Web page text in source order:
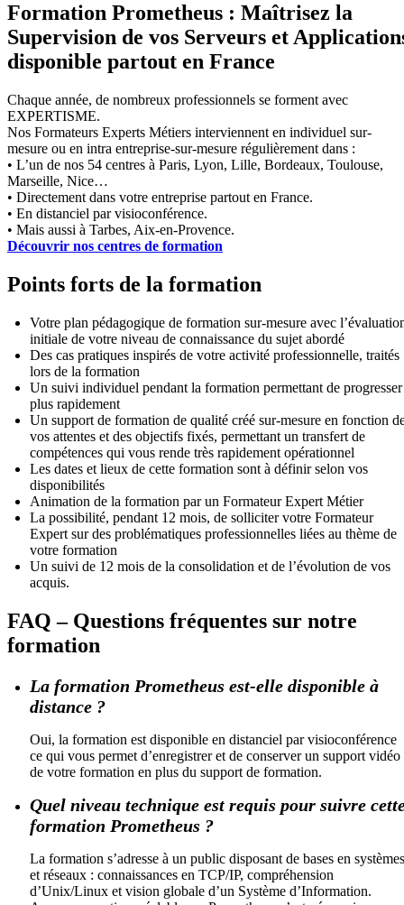
Formation Prometheus : Maîtrisez la
Supervision de vos Serveurs et
disponible partout en France
Chaque année, de nombreux professionnels se forment avec
EXPERTISME.
Nos Formateurs Experts Métiers interviennent en individuel sur-
mesure ou en intra entreprise-sur-mesure régulièrement dans :
• L’un de nos 54 centres à Paris, Lyon, Lille, Bordeaux, Toulouse,
Marseille, Nice…
• Directement dans votre entreprise partout en France.
• En distanciel par visioconférence.
• Mais aussi à Tarbes, Aix-en-Provence.
Découvrir nos centres de formation
Points forts de la formation
Votre plan pédagogique de formation sur-mesure avec
initiale de votre niveau de connaissance du sujet abordé
Des cas pratiques inspirés de votre activité professionnelle, traités
lors de la formation
Un suivi individuel pendant la formation permettant de progresser
plus rapidement
Un support de formation de qualité créé sur-mesure en fonction
vos attentes et des objectifs fixés, permettant un transfert de
compétences qui vous rende très rapidement opérationnel
Les dates et lieux de cette formation sont à définir selon vos
disponibilités
Animation de la formation par un Formateur Expert Métier
La possibilité, pendant 12 mois, de solliciter votre Formateur
Expert sur des problématiques professionnelles liées au thème de
votre formation
Un suivi de 12 mois de la consolidation et de l’évolution de vos
acquis.
FAQ – Questions fréquentes sur notre
formation
La formation Prometheus est-elle disponible à
distance ?
Oui, la formation est disponible en distanciel par visioconférence
ce qui vous permet d’enregistrer et de conserver un support vidéo
de votre formation en plus du support de formation.
Quel niveau technique est requis pour suivre
formation Prometheus ?
La formation s’adresse à un public disposant de bases en systèmes
et réseaux : connaissances en TCP/IP, compréhension
d’Unix/Linux et vision globale d’un Système d’Information.